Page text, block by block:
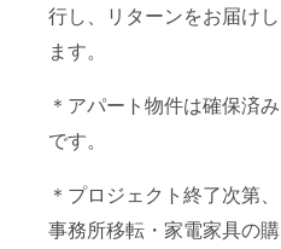
行し、リターンをお届けし
ます。
＊アパート物件は確保済み
です。
＊プロジェクト終了次第、
事務所移転・家電家具の購